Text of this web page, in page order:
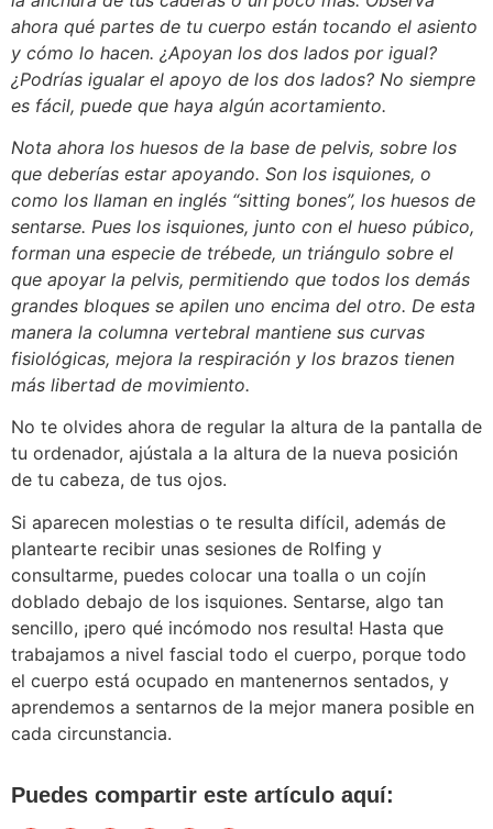
ahora qué partes de tu cuerpo están tocando el asiento
y cómo lo hacen. ¿Apoyan los dos lados por igual?
¿Podrías igualar el apoyo de los dos lados? No siempre
es fácil, puede que haya algún acortamiento.
Nota ahora los huesos de la base de pelvis, sobre los
que deberías estar apoyando. Son los isquiones, o
como los llaman en inglés “sitting bones”, los huesos de
sentarse. Pues los isquiones, junto con el hueso púbico,
forman una especie de trébede, un triángulo sobre el
que apoyar la pelvis, permitiendo que todos los demás
grandes bloques se apilen uno encima del otro. De esta
manera la columna vertebral mantiene sus curvas
fisiológicas, mejora la respiración y los brazos tienen
más libertad de movimiento.
No te olvides ahora de regular la altura de la pantalla de
tu ordenador, ajústala a la altura de la nueva posición
de tu cabeza, de tus ojos.
Si aparecen molestias o te resulta difícil, además de
plantearte recibir unas sesiones de Rolfing y
consultarme, puedes colocar una toalla o un cojín
doblado debajo de los isquiones. Sentarse, algo tan
sencillo, ¡pero qué incómodo nos resulta! Hasta que
trabajamos a nivel fascial todo el cuerpo, porque todo
el cuerpo está ocupado en mantenernos sentados, y
aprendemos a sentarnos de la mejor manera posible en
cada circunstancia.
Puedes compartir este artículo aquí: